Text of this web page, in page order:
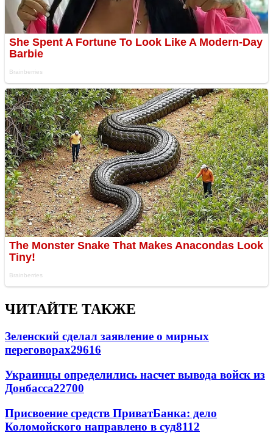
ЧИТАЙТЕ ТАКЖЕ
Зеленский сделал заявление о мирных
переговорах29616
Украинцы определились насчет вывода войск из
Донбасса22700
Присвоение средств ПриватБанка: дело
Коломойского направлено в суд8112